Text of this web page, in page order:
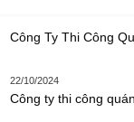
Công Ty Thi Công
22/10/2024
Công ty thi công